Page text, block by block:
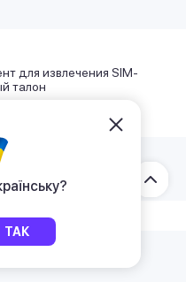
ТАК
для извлечения SIM-
талон